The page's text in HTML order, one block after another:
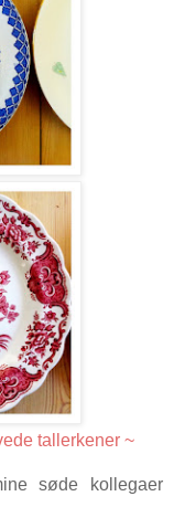
tallerkener ~
søde kollegaer